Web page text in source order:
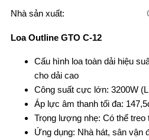
Nhà sản xuất:
Loa Outline GTO C-12
Cấu hình loa toàn dải hiệu
cho dải cao
Công suất cực lớn: 3200W
Áp lực âm thanh tối đa:
Trọng lượng nhẹ: Có thể
Ứng dụng: Nhà hát, sân vận